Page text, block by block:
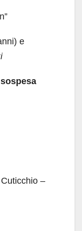
e
–